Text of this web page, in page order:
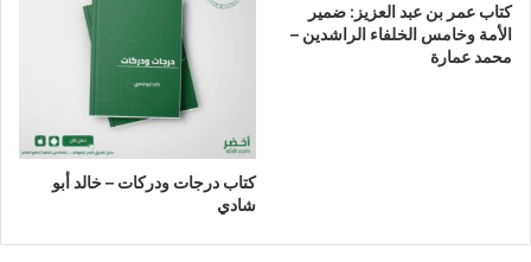
كتاب عمر بن عبد العزيز: ضمير
الأمة وخامس الخلفاء الراشدين –
محمد عمارة
كتاب درجات ودركات – خالد أبو
شادي